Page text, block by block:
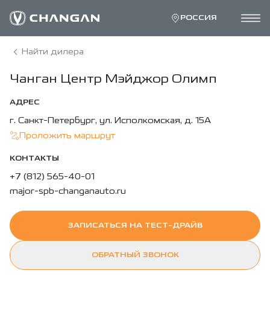
РОССИЯ
Найти дилера
Чанган Центр Мэйджор Олимп
АДРЕС
г. Санкт-Петербург, ул. Исполкомская, д. 15А
Проложить маршрут
КОНТАКТЫ
+7 (812) 565-40-01
major-spb-changanauto.ru
ЗАПИСАТЬСЯ НА ТЕСТ-ДРАЙВ
ОБРАТНЫЙ ЗВОНОК